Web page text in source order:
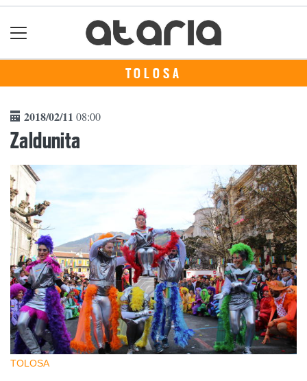
TOLOSA
2018/02/11 08:00
Zaldunita
TOLOSA